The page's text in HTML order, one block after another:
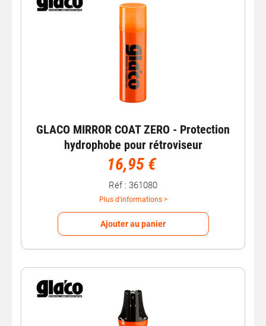
GLACO MIRROR COAT ZERO - Protection
hydrophobe pour rétroviseur
16,95 €
Réf : 361080
Plus d'informations >
Ajouter au panier